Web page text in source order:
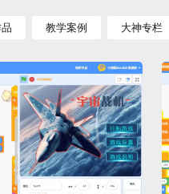
教学案例 大神专栏